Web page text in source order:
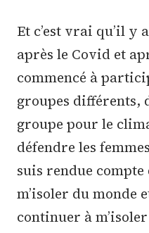
Et c’est vrai qu’il y
après le Covid et
commencé à
groupes différents,
groupe pour le
défendre les
suis rendue compte
m’isoler du monde
continuer à